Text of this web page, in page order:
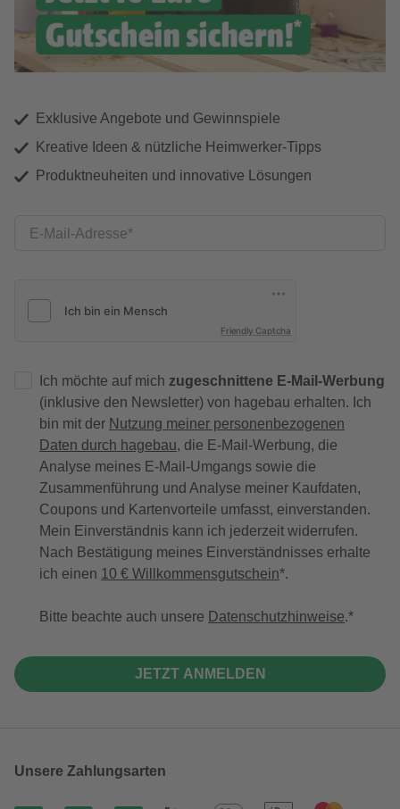
Exklusive Angebote und Gewinnspiele
Kreative Ideen & nützliche Heimwerker-Tipps
Produktneuheiten und innovative Lösungen
E-Mail-Adresse
Friendly Captcha
Ich möchte auf mich zugeschnittene E-Mail-Werbung
(inklusive den Newsletter) von hagebau erhalten. Ich
bin mit der Nutzung meiner personenbezogenen
Daten durch hagebau, die E-Mail-Werbung, die
Analyse meines E-Mail-Umgangs sowie die
Zusammenführung und Analyse meiner Kaufdaten,
Coupons und Kartenvorteile umfasst, einverstanden.
Mein Einverständnis kann ich jederzeit widerrufen.
Nach Bestätigung meines Einverständnisses erhalte
ich einen 10 € Willkommensgutschein*.
Bitte beachte auch unsere Datenschutzhinweise.
JETZT ANMELDEN
Unsere Zahlungsarten